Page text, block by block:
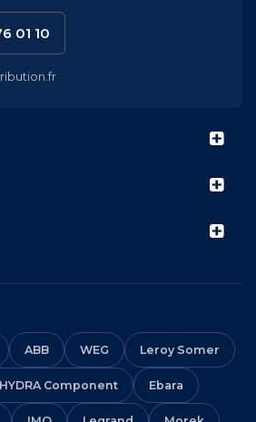
01 10
ABB WEG Leroy Somer
HYDRA Component Ebara